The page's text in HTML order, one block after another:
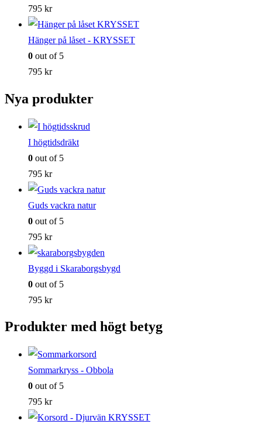
795 kr
Hänger på låset - KRYSSET
0 out of 5
795 kr
Nya produkter
I högtidsdräkt
0 out of 5
795 kr
Guds vackra natur
0 out of 5
795 kr
Byggd i Skaraborgsbygd
0 out of 5
795 kr
Produkter med högt betyg
Sommarkryss - Obbola
0 out of 5
795 kr